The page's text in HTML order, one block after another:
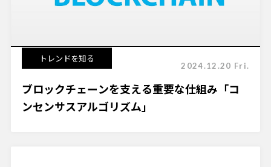
トレンドを知る
2024.12.20 Fri.
ブロックチェーンを支える重要な仕組み「コ
ンセンサスアルゴリズム」